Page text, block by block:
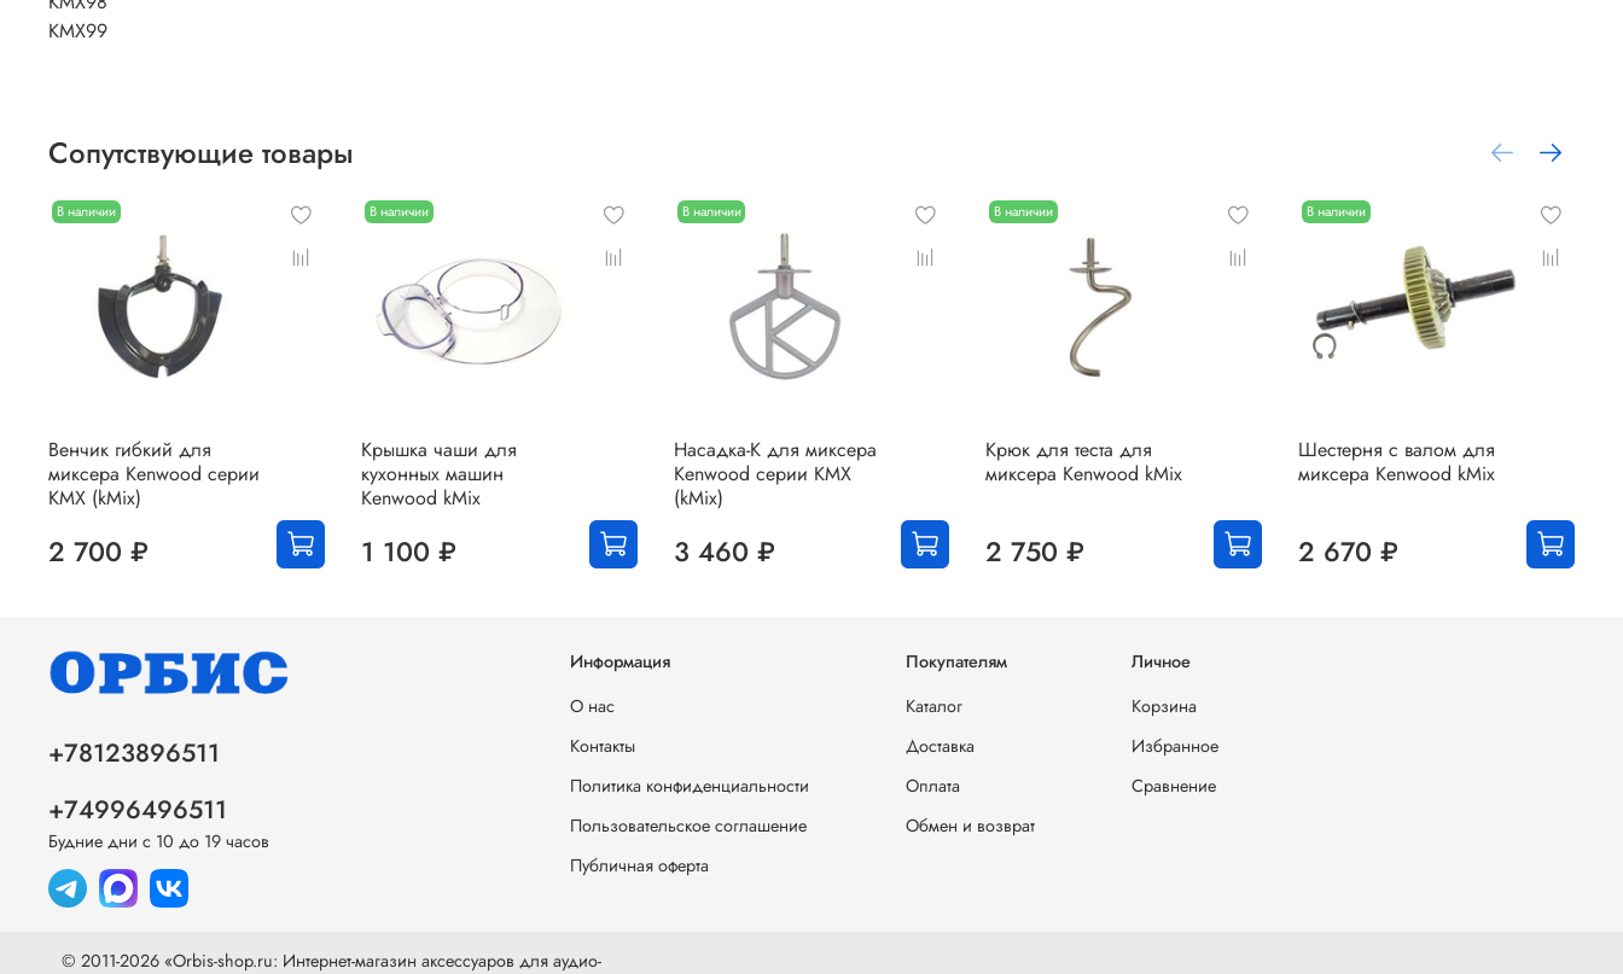
KMX99
Сопутствующие товары
В наличии
Венчик гибкий для
миксера Kenwood серии
KMX (kMix)
2 700 ₽
В наличии
Крышка чаши для
кухонных машин
Kenwood kMix
1 100 ₽
В наличии
Насадка-К для миксера
Kenwood серии KMX
(kMix)
3 460 ₽
В наличии
Крюк для теста для
миксера Kenwood kMix
2 750 ₽
В наличии
Шестерня с валом для
миксера Kenwood kMix
2 670 ₽
Информация
О нас
Контакты
Политика конфиденциальности
Пользовательское соглашение
Публичная оферта
Покупателям
Каталог
Доставка
Оплата
Обмен и возврат
Личное
Корзина
Избранное
Сравнение
+78123896511
+74996496511
Будние дни с 10 до 19 часов
© 2011-2026 «Orbis-shop.ru: Интернет-магазин аксессуаров для аудио-